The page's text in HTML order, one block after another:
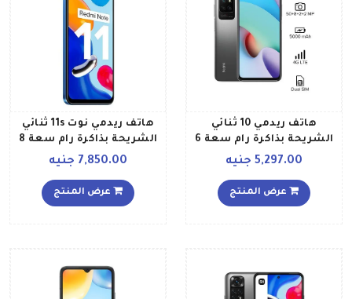
هاتف ريدمي 10 ثنائي
الشريحة بذاكرة رام سعة 6
جيجابايت وذاكرة داخلية
تقنية 4G LTE إصدار عالمي،
لون رمادي كربون
5,297.00 جنيه
عرض المنتج
هاتف ريدمي نوت 11s ثنائي
الشريحة بذاكرة رام سعة 8
جيجابايت وذاكرة داخلية
تقنية 4G بلون الشفق الأزرق
إصدار الشرق الأوسط
7,850.00 جنيه
عرض المنتج